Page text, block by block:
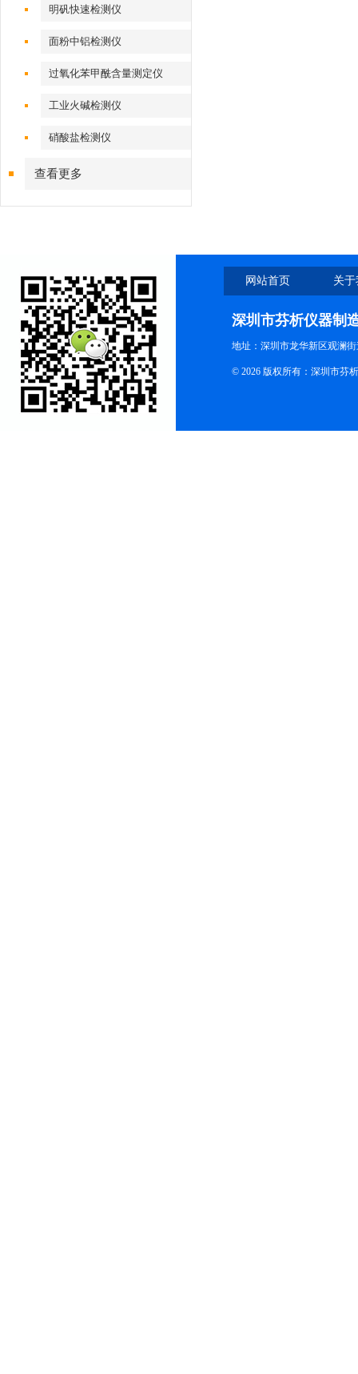
明矾快速检测仪
面粉中铝检测仪
过氧化苯甲酰含量测定仪
工业火碱检测仪
硝酸盐检测仪
查看更多
网站首页 关
深圳市芬析仪器制
地址：深圳市龙华新区观澜
© 2026 版权所有：深圳市芬